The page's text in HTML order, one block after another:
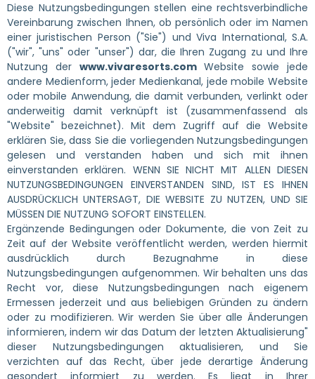
Diese Nutzungsbedingungen stellen eine rechtsverbindliche
Vereinbarung zwischen Ihnen, ob persönlich oder im Namen
einer juristischen Person ("Sie") und Viva International, S.A.
("wir", "uns" oder "unser") dar, die Ihren Zugang zu und Ihre
Nutzung der www.vivaresorts.comWebsite sowie jede
andere Medienform, jeder Medienkanal, jede mobile Website
oder mobile Anwendung, die damit verbunden, verlinkt oder
anderweitig damit verknüpft ist (zusammenfassend als
"Website" bezeichnet). Mit dem Zugriff auf die Website
erklären Sie, dass Sie die vorliegenden Nutzungsbedingungen
gelesen und verstanden haben und sich mit ihnen
einverstanden erklären. WENN SIE NICHT MIT ALLEN DIESEN
NUTZUNGSBEDINGUNGEN EINVERSTANDEN SIND, IST ES IHNEN
AUSDRÜCKLICH UNTERSAGT, DIE WEBSITE ZU NUTZEN, UND SIE
MÜSSEN DIE NUTZUNG SOFORT EINSTELLEN.
Ergänzende Bedingungen oder Dokumente, die von Zeit zu
Zeit auf der Website veröffentlicht werden, werden hiermit
ausdrücklich durch Bezugnahme in diese
Nutzungsbedingungen aufgenommen. Wir behalten uns das
Recht vor, diese Nutzungsbedingungen nach eigenem
Ermessen jederzeit und aus beliebigen Gründen zu ändern
oder zu modifizieren. Wir werden Sie über alle Änderungen
informieren, indem wir das Datum der letzten Aktualisierung"
dieser Nutzungsbedingungen aktualisieren, und Sie
verzichten auf das Recht, über jede derartige Änderung